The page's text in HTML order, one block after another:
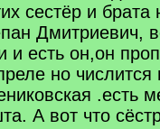
сестёр и брата
Дмитриевич,
и есть он,он
но числится
.есть
А вот что